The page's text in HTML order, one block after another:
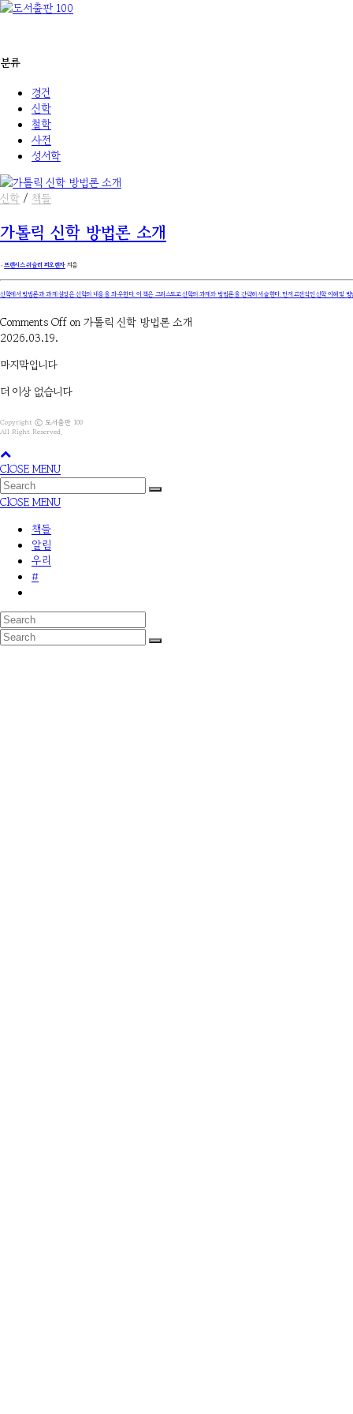
분류
경건
신학
철학
사전
성서학
신학 / 책들
가톨릭 신학 방법론 소개
۰프랜시스 쉬슬러 피오렌자 지음
신학에서 방법론과 과제 설정은 신학의 내용을 좌우한다. 이 책은 그리스도교 신학의 과제와 방법론을 간략히 서술한다. 먼저 고전적인 신학 이해
Comments Off on 가톨릭 신학 방법론 소개
2026.03.19.
마지막입니다
더 이상 없습니다
Copyright ⓒ 도서출판 100
All Right Reserved.
ClOSE MENU
ClOSE MENU
책들
알림
우리
#